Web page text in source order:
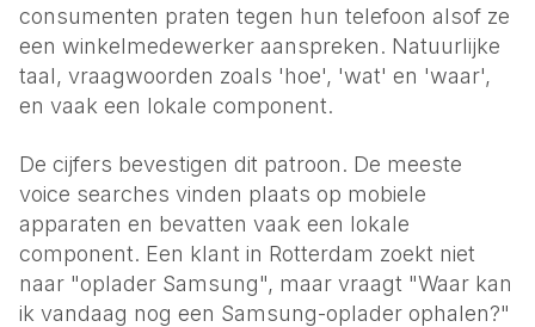
consumenten praten tegen hun telefoon alsof ze
een winkelmedewerker aanspreken. Natuurlijke
taal, vraagwoorden zoals 'hoe', 'wat' en 'waar',
en vaak een lokale component.
De cijfers bevestigen dit patroon. De meeste
voice searches vinden plaats op mobiele
apparaten en bevatten vaak een lokale
component. Een klant in Rotterdam zoekt niet
naar "oplader Samsung", maar vraagt "Waar kan
ik vandaag nog een Samsung-oplader ophalen?"